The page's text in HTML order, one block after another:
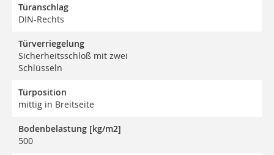
Türanschlag
DIN-Rechts
Türverriegelung
Sicherheitsschloß mit zwei
Schlüsseln
Türposition
mittig in Breitseite
Bodenbelastung [kg/m2]
500